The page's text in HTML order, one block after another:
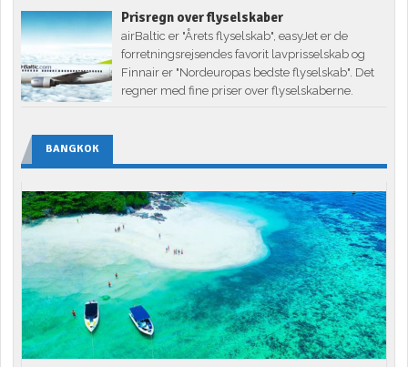
Prisregn over flyselskaber
airBaltic er "Årets flyselskab", easyJet er de
forretningsrejsendes favorit lavprisselskab og
Finnair er "Nordeuropas bedste flyselskab". Det
regner med fine priser over flyselskaberne.
BANGKOK